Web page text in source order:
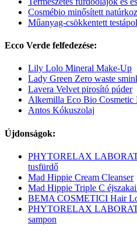
Cosmébio minősített
Műanyag-csökkentett
Ecco Verde felfedezése:
Lily Lolo Mineral Make-Up
Lady Green Zero waste
Lavera Velvet pirosító púder
Alkemilla Eco Bio Cosmetic
Antos Kókuszolaj
Újdonságok:
PHYTORELAX
tusfürdő
Mad Hippie Cream Cleanser
Mad Hippie Triple C
BEMA COSMETICI Hair
PHYTORELAX
sampon